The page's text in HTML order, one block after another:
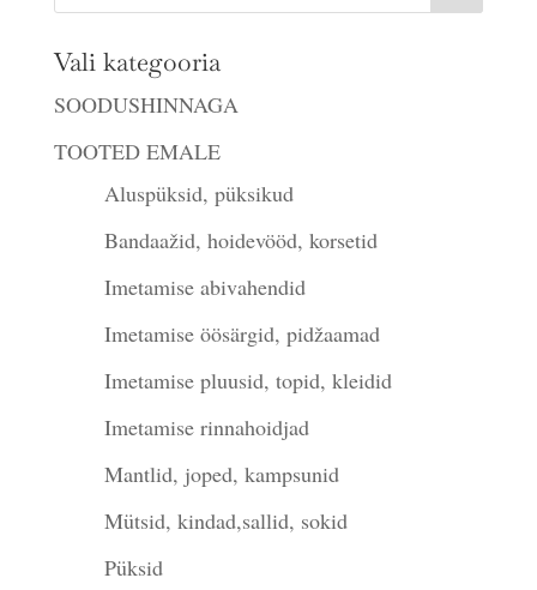
Vali kategooria
SOODUSHINNAGA
TOOTED EMALE
Aluspüksid, püksikud
Bandaažid, hoidevööd, korsetid
Imetamise abivahendid
Imetamise öösärgid, pidžaamad
Imetamise pluusid, topid, kleidid
Imetamise rinnahoidjad
Mantlid, joped, kampsunid
Mütsid, kindad,sallid, sokid
Püksid